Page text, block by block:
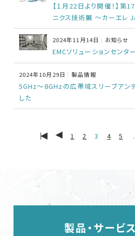
お問い合わ
サポートデスク
【１月22日より開催！】第
ニクス技術展 ～カーエレ
2024年11月14日 お知らせ
EMCソリューションセンタ
2024年10月29日 製品情報
5GHz～8GHzの広帯域スリーブアン
した
1 2 3 4 5
製品・サービ